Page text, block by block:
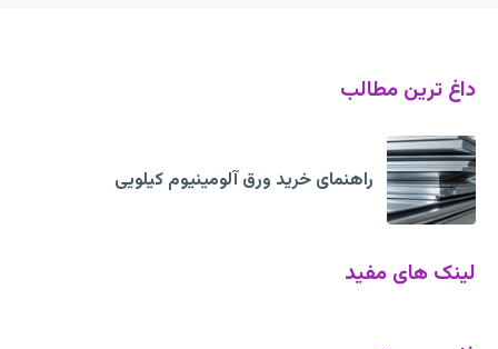
داغ ترین مطالب
راهنمای خرید ورق آلومینیوم کیلویی
لینک های مفید